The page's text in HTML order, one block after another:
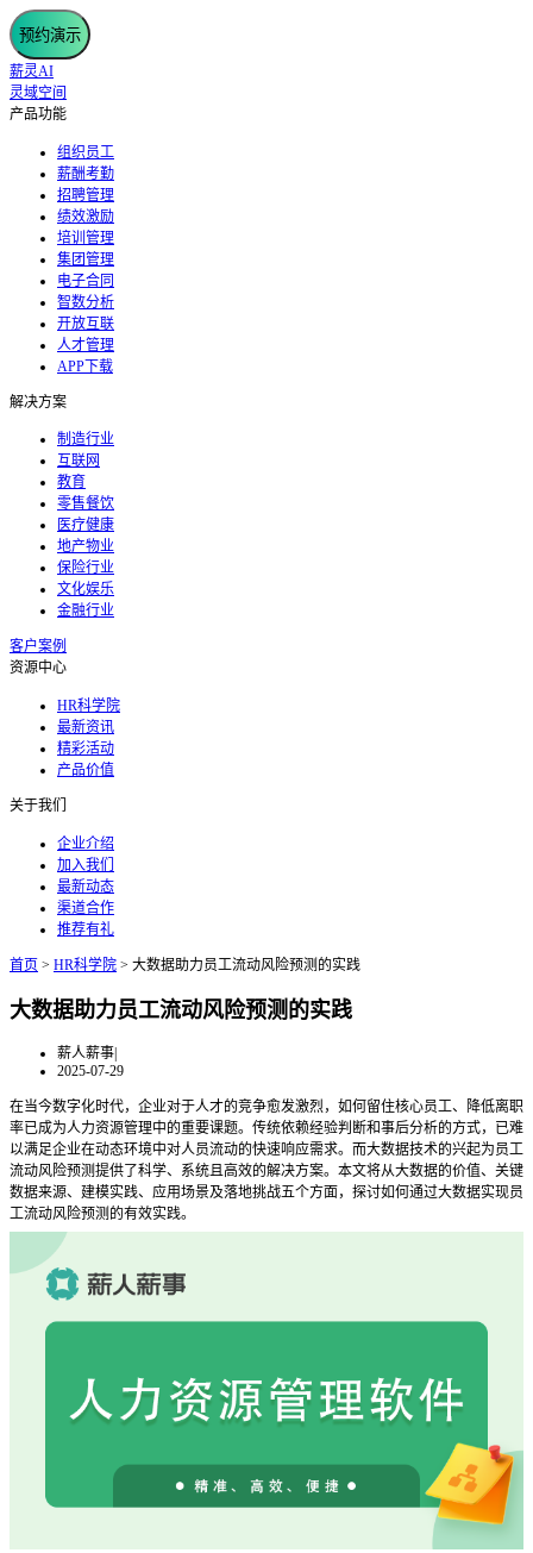
预约演示
薪灵AI
灵域空间
产品功能
组织员工
薪酬考勤
招聘管理
绩效激励
培训管理
集团管理
电子合同
智数分析
开放互联
人才管理
APP下载
解决方案
制造行业
互联网
教育
零售餐饮
医疗健康
地产物业
保险行业
文化娱乐
金融行业
客户案例
资源中心
HR科学院
最新资讯
精彩活动
产品价值
关于我们
企业介绍
加入我们
最新动态
渠道合作
推荐有礼
首页 > HR科学院 > 大数据助力员工流动风险预测的实践
大数据助力员工流动风险预测的实践
薪人薪事|
2025-07-29
在当今数字化时代，企业对于人才的竞争愈发激烈，如何留住核心员工、降低离职
率已成为人力资源管理中的重要课题。传统依赖经验判断和事后分析的方式，已难
以满足企业在动态环境中对人员流动的快速响应需求。而大数据技术的兴起为员工
流动风险预测提供了科学、系统且高效的解决方案。本文将从大数据的价值、关键
数据来源、建模实践、应用场景及落地挑战五个方面，探讨如何通过大数据实现员
工流动风险预测的有效实践。